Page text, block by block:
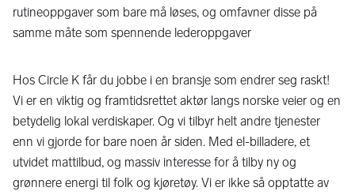
rutineoppgaver som bare må løses, og omfavner disse på
samme måte som spennende lederoppgaver
Hos Circle K får du jobbe i en bransje som endrer seg raskt!
Vi er en viktig og framtidsrettet aktør langs norske veier og en
betydelig lokal verdiskaper. Og vi tilbyr helt andre tjenester
enn vi gjorde for bare noen år siden. Med el-billadere, et
utvidet mattilbud, og massiv interesse for å tilby ny og
grønnere energi til folk og kjøretøy. Vi er ikke så opptatte av